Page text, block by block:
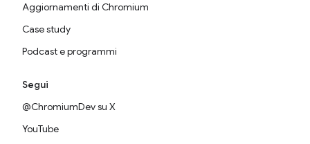
Aggiornamenti di Chromium
Case study
Podcast e programmi
Segui
@ChromiumDev su X
YouTube